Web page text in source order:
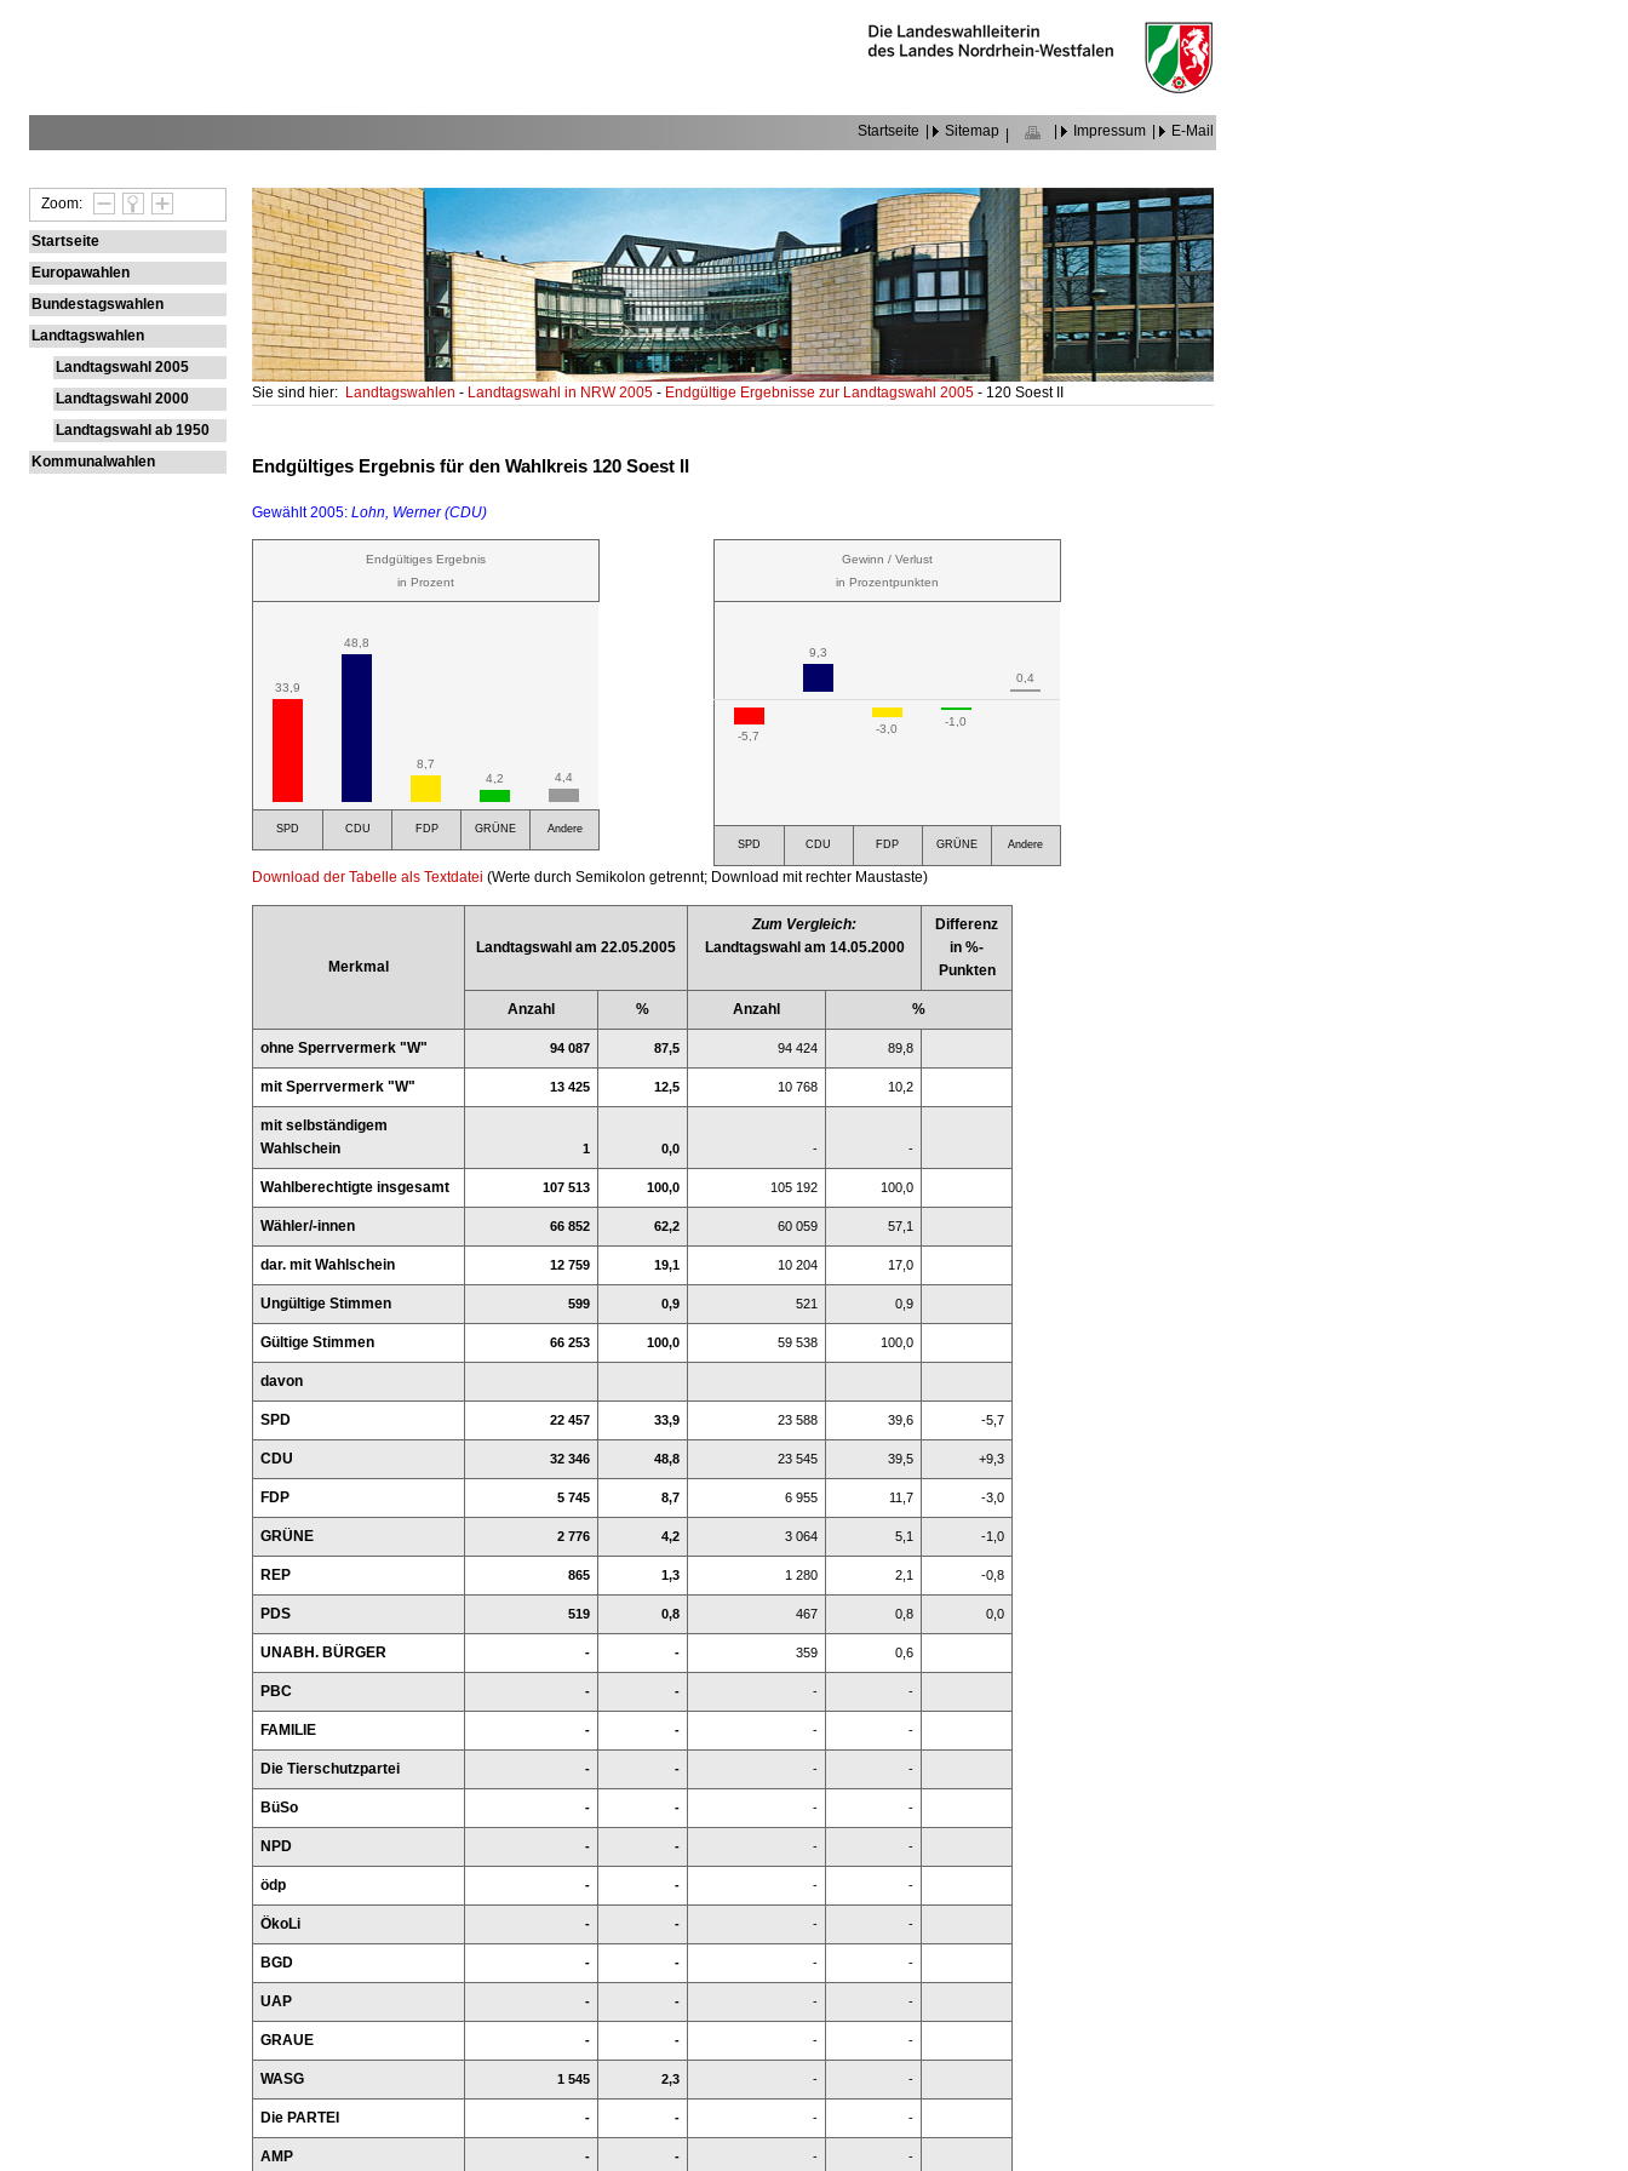
Startseite Sitemap Impressum E-Mail
Zoom:
Startseite
Europawahlen
Bundestagswahlen
Landtagswahlen
Landtagswahl 2005
Landtagswahl 2000
Landtagswahl ab 1950
Kommunalwahlen
Sie sind hier: Landtagswahlen- Landtagswahl in NRW 2005- Endgültige Ergebnisse zur Landtagswahl 2005- 120 Soest II
Endgültiges Ergebnis für den Wahlkreis 120 Soest II
Gewählt 2005:Lohn, Werner (CDU)
Endgültiges Ergebnis
in Prozent
33,9
48,8
8,7
4,2
4,4
SPD CDU FDP GRÜNE Andere
Gewinn / Verlust
in Prozentpunkten
9,3
0,4
-5,7
-3,0
-1,0
SPD CDU FDP GRÜNE Andere
Download der Tabelle als Textdatei (Werte durch Semikolon getrennt; Download mit rechter Maustaste)
Merkmal
Landtagswahl am 22.05.2005
Zum Vergleich:
Landtagswahl am 14.05.2000
Differenz
in %-
Punkten
Anzahl % Anzahl %
ohne Sperrvermerk "W" 94 087 87,5 94 424 89,8
mit Sperrvermerk "W" 13 425 12,5 10 768 10,2
mit selbständigem
Wahlschein
1 0,0 - -
Wahlberechtigte insgesamt 107 513 100,0 105 192 100,0
Wähler/-innen 66 852 62,2 60 059 57,1
dar. mit Wahlschein 12 759 19,1 10 204 17,0
Ungültige Stimmen 599 0,9 521 0,9
Gültige Stimmen 66 253 100,0 59 538 100,0
davon
SPD 22 457 33,9 23 588 39,6 -5,7
CDU 32 346 48,8 23 545 39,5 +9,3
FDP 5 745 8,7 6 955 11,7 -3,0
GRÜNE 2 776 4,2 3 064 5,1 -1,0
REP 865 1,3 1 280 2,1 -0,8
PDS 519 0,8 467 0,8 0,0
UNABH. BÜRGER - - 359 0,6
PBC - - - -
FAMILIE - - - -
Die Tierschutzpartei - - - -
BüSo - - - -
NPD - - - -
ödp - - - -
ÖkoLi - - - -
BGD - - - -
UAP - - - -
GRAUE - - - -
WASG 1 545 2,3 - -
Die PARTEI - - - -
AMP - - - -